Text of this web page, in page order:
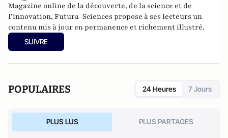
Magazine online de la découverte, de la science et de
l’innovation, Futura-Sciences propose à ses lecteurs un
contenu mis à jour en permanence et richement illustré.
SUIVRE
POPULAIRES 24 Heures 7 Jours
PLUS LUS PLUS PARTAGES